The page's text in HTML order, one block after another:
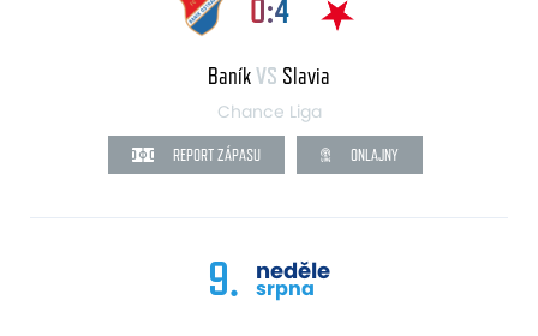
0:4
BaníkVS Slavia
Chance Liga
REPORT ZÁPASU ONLAJNY
9. neděle
srpna